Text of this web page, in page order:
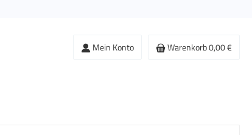
Mein Konto Warenkorb0,00 €